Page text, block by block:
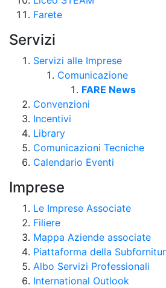
Farete
Servizi
Servizi alle Imprese
Comunicazione
FARE News
Convenzioni
Incentivi
Library
Comunicazioni Tecniche
Calendario Eventi
Imprese
Le Imprese Associate
Filiere
Mappa Aziende associate
Piattaforma della
Albo Servizi Professionali
International Outlook